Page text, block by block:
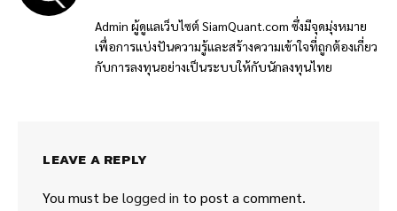
Admin ผู้ดูแลเว็บไซต์ SiamQuant.com ซึ่งมีจุดมุ่งหมาย
เพื่อการแบ่งปันความรู้และสร้างความเข้าใจที่ถูกต้องเกี่ยว
กับการลงทุนอย่างเป็นระบบให้กับนักลงทุนไทย
LEAVE A REPLY
You must be logged in to post a comment.